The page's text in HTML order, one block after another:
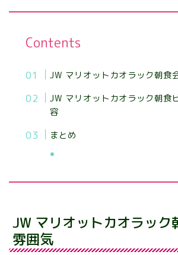
Contents
JW マリオットカオラック朝食
JW マリオットカオラック朝食
容
まとめ
JW マリオットカオラック
雰囲気